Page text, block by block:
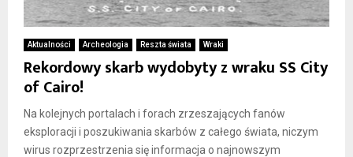
Aktualności Archeologia Reszta świata Wraki
Rekordowy skarb wydobyty z wraku SS City
of Cairo!
Na kolejnych portalach i forach zrzeszających fanów
eksploracji i poszukiwania skarbów z całego świata, niczym
wirus rozprzestrzenia się informacja o najnowszym